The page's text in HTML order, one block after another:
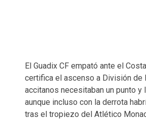
El Guadix CF empató ante el
certifica el ascenso a División de
accitanos necesitaban un punto y
aunque incluso con la derrota
tras el tropiezo del Atlético